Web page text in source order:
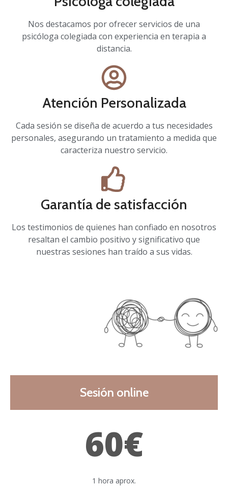
Nos destacamos por ofrecer servicios de una
psicóloga colegiada con experiencia en terapia a
distancia.
Atención Personalizada
Cada sesión se diseña de acuerdo a tus necesidades
personales, asegurando un tratamiento a medida que
caracteriza nuestro servicio.
Garantía de satisfacción
Los testimonios de quienes han confiado en nosotros
resaltan el cambio positivo y significativo que
nuestras sesiones han traído a sus vidas.
Sesión online
60€
1 hora aprox.